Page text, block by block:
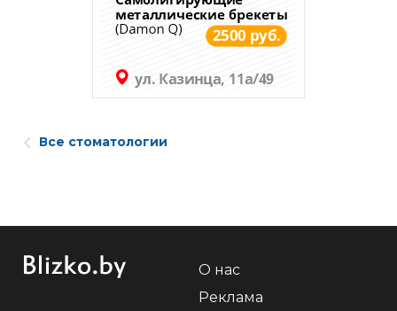
Все стоматологии
О нас
Реклама